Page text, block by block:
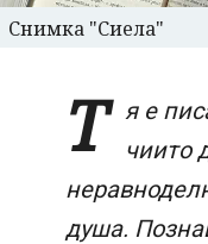
Снимка "Сиела"
Т я е
чиито
душа.